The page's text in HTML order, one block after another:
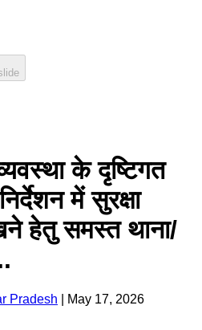
के दृष्टिगत
में सुरक्षा
हेतु समस्त थाना/
Pradesh
May 17, 2026